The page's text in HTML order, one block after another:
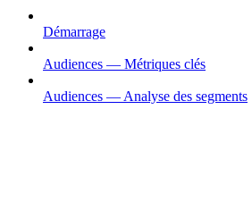
Démarrage
Audiences — Métriques clés
Audiences — Analyse des segments